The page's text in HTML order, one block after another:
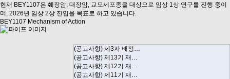
현재 BEY1107은 췌장암, 대장암, 교모세포종을 대상으로 임상 1상 연구를 진행 중이
며, 2026년 임상 2상 진입을 목표로 하고 있습니다.
BEY1107 Mechanism of Action
(공고사항) 제3자 배정…
(공고사항) 제13기 재…
(공고사항) 제12기 재…
(공고사항) 제11기 재…